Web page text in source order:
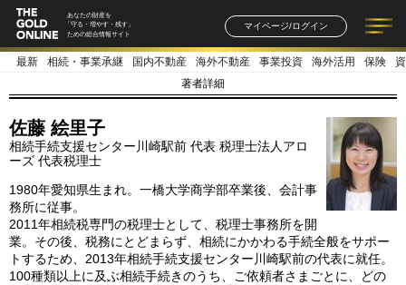
あなたの財産を
「守る・増やす・残す」
ための総合情報サイト
マイページ/ログイン
記事一覧 連載一覧
著者一覧 書籍一覧
最新 相続・事業承継 国内不動産 海外不動産 事業投資 海外活用 保険
著者詳細
佐藤 絵里子
相続手続支援センター川崎駅前 代表 税理士法人アロ
ーズ 代表税理士
1980年愛知県生まれ。一橋大学商学部卒業後、会計事
務所に従事。
2011年相続税専門の税理士として、税理士事務所を開
業。その後、税務にとどまらず、相続にかかわる手続全般をサポー
トするため、2013年相続手続支援センター川崎駅前の代表に就任。
100種類以上に及ぶ相続手続きのうち、ご依頼者さまごとに、どの